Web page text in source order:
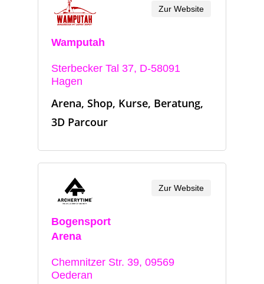
Wamputah
Sterbecker Tal 37, D-58091
Hagen
Arena, Shop, Kurse, Beratung,
3D Parcour
Zur Website
Bogensport
Arena
Chemnitzer Str. 39, 09569
Oederan
Zur Website